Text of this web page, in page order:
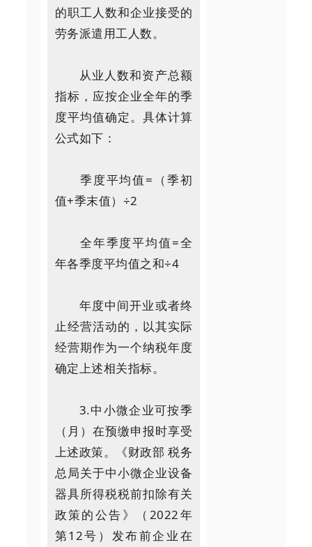
的职工人数和企业接受的
劳务派遣用工人数。
从业人数和资产总额
指标，应按企业全年的季
度平均值确定。具体计算
公式如下：
季度平均值=（季初
值+季末值）÷2
全年季度平均值=全
年各季度平均值之和÷4
年度中间开业或者终
止经营活动的，以其实际
经营期作为一个纳税年度
确定上述相关指标。
3.中小微企业可按季
（月）在预缴申报时享受
上述政策。《财政部 税务
总局关于中小微企业设备
器具所得税税前扣除有关
政策的公告》（2022年
第12号）发布前企业在